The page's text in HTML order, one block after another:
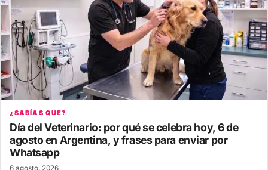
¿SABÍAS QUE?
Día del Veterinario: por qué se celebra hoy, 6 de
agosto en Argentina, y frases para enviar por
Whatsapp